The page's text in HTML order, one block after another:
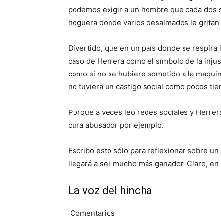
podemos exigir a un hombre que cada
hoguera donde varios desalmados le
Divertido, que en un país donde se
caso de Herrera como el símbolo de la
como si no se hubiere sometido a la
no tuviera un castigo social como pocos
Porque a veces leo redes sociales y
cura abusador por ejemplo.
Escribo esto sólo para reflexionar sobre
llegará a ser mucho más ganador. Claro,
La voz del hincha
Comentarios